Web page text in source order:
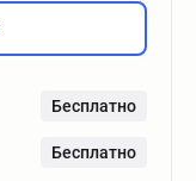
Бесплатно
Бесплатно